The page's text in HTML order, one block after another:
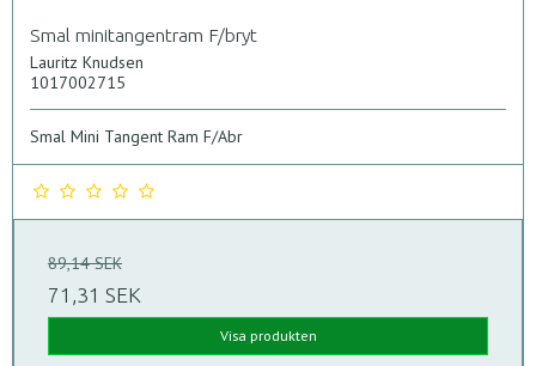
Smal minitangentram F/bryt
Lauritz Knudsen
1017002715
Smal Mini Tangent Ram F/Abr
89,14 SEK
71,31 SEK
Visa produkten